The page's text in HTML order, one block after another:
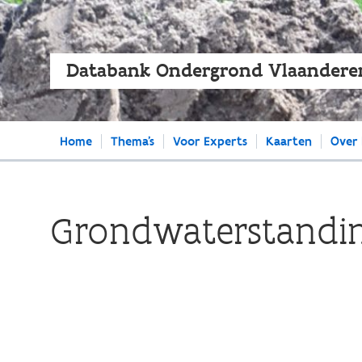
Databank Ondergrond
Home Thema's Voor Experts Kaarten Over